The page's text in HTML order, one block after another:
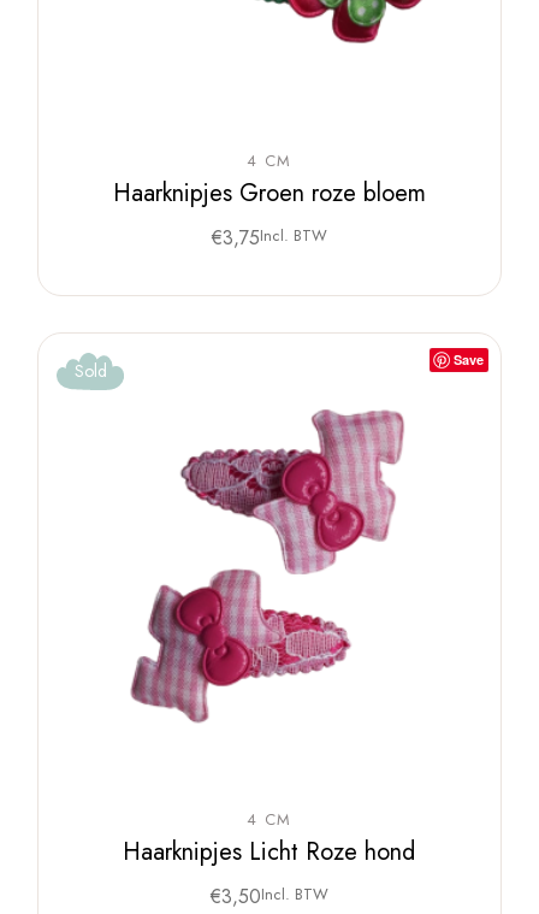
4 CM
Haarknipjes Groen roze bloem
€3,75Incl. BTW
Save
Sold
4 CM
Haarknipjes Licht Roze hond
€3,50Incl. BTW